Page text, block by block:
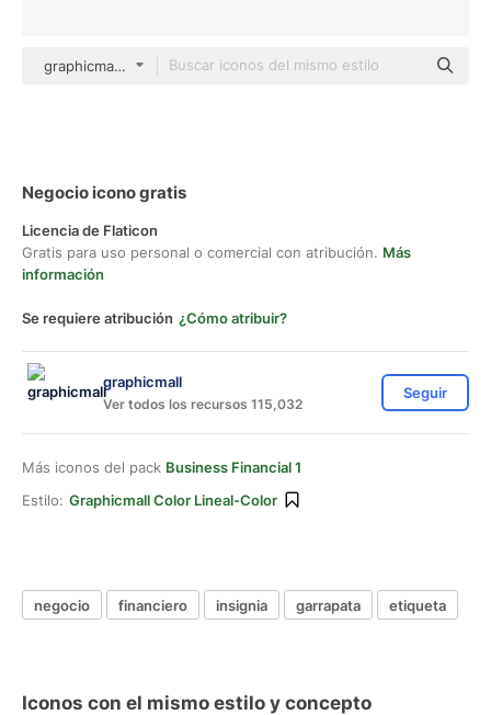
graphicmall color lineal-color
Negocio icono gratis
Licencia de Flaticon
Gratis para uso personal o comercial con atribución. Más
información
Se requiere atribución ¿Cómo atribuir?
graphicmall
Ver todos los recursos 115,032
Seguir
Más iconos del pack Business Financial 1
Estilo: Graphicmall Color Lineal-Color
negocio financiero insignia garrapata etiqueta
Iconos con el mismo estilo y concepto